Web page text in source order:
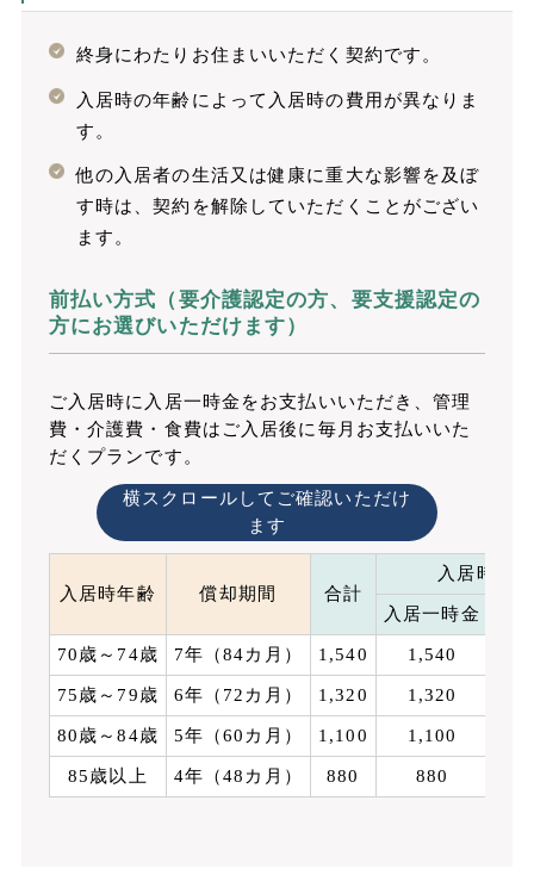
終身にわたりお住まいいただく契約です。
入居時の年齢によって入居時の費用が異なりま
す。
他の入居者の生活又は健康に重大な影響を及ぼ
す時は、契約を解除していただくことがござい
ます。
前払い方式（要介護認定の方、要支援認定の
方にお選びいただけます）
ご入居時に入居一時金をお支払いいただき、管理
費・介護費・食費はご入居後に毎月お支払いいた
だくプランです。
横スクロールしてご確認いただけ
ます
入居時年齢 償却期間 合計
入居時費
入居一時金
70歳～74歳 7年（84カ月） 1,540 1,540
75歳～79歳 6年（72カ月） 1,320 1,320
80歳～84歳 5年（60カ月） 1,100 1,100
85歳以上 4年（48カ月） 880 880